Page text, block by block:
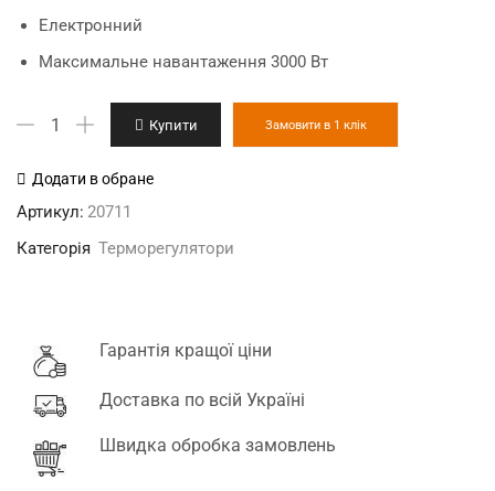
Електронний
Максимальне навантаження 3000 Вт
Pulse
VR1
терморегулятор
Купити Замовити в 1 клік
Додати в обране
Артикул: 20711
Категорія Терморегулятори
Гарантія кращої ціни
Доставка по всій Україні
Швидка обробка замовлень